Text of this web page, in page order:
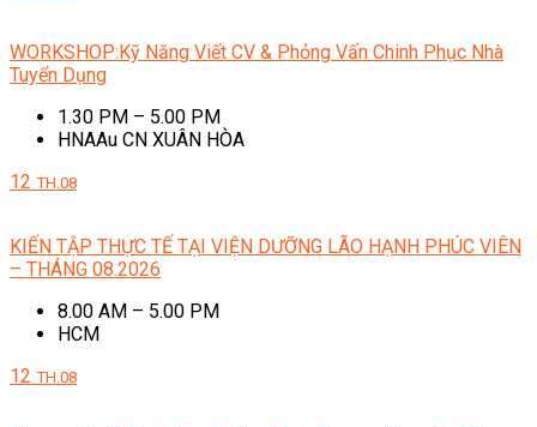
WORKSHOP:Kỹ Năng Viết CV & Phỏng Vấn Chinh Phục Nhà
Tuyển Dụng
1.30 PM – 5.00 PM
HNAAu CN XUÂN HÒA
12 TH.08
KIẾN TẬP THỰC TẾ TẠI VIỆN DƯỠNG LÃO HẠNH PHÚC VIÊN
– THÁNG 08.2026
8.00 AM – 5.00 PM
HCM
12 TH.08